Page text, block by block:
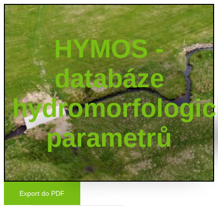
HYMOS -
databáze
parametrů
Export do PDF